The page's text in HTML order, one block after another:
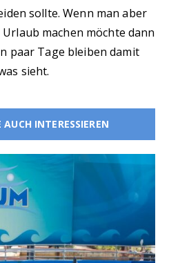
sollte. Wenn man aber
machen möchte dann
paar Tage bleiben damit
sieht.
INTERESSIEREN